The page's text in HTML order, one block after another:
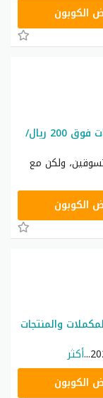
الكوبون
كود خصم اي هيرب شحن مجاني 2026 للطلبات فوق 200 ريال/
ولكن مع
الكوبون
بقيمة 20% على المكملات والمنتجات
...أكثر
الكوبون